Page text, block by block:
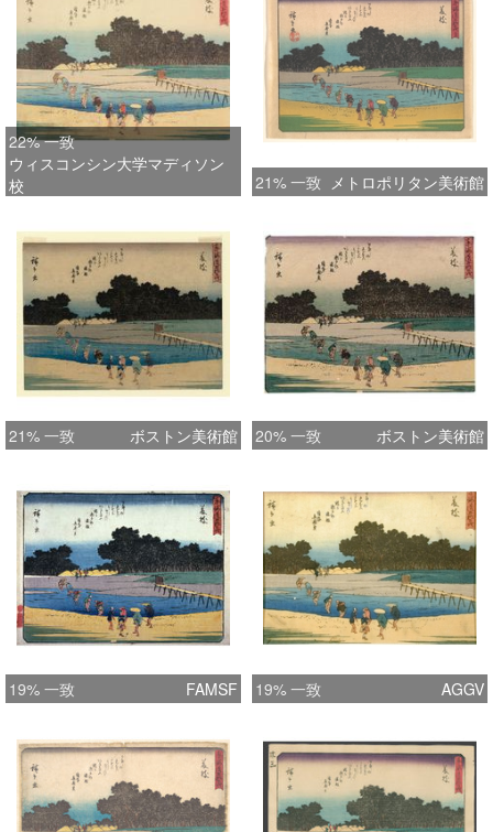
22% 一致
ウィスコンシン大学マディソン
校
21% 一致 メトロポリタン美術館
21% 一致 ボストン美術館 20% 一致 ボストン美術館
19% 一致 FAMSF 19% 一致 AGGV